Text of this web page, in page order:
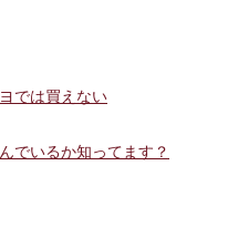
では買えない
でいるか知ってます？